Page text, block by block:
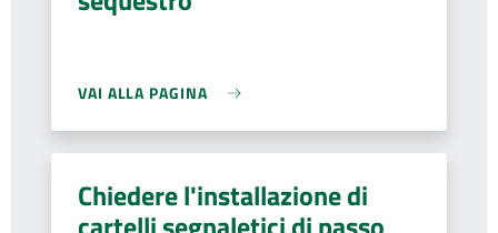
VAI ALLA PAGINA
Chiedere l'installazione di